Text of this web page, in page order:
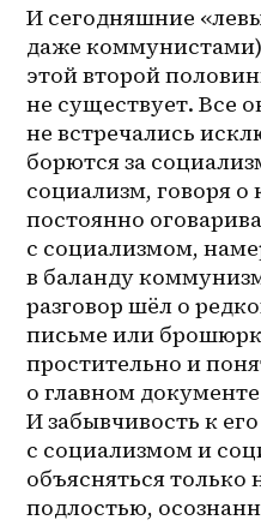
И сегодняшние
даже коммунистами)
этой второй
не существует. Все
не встречались
борются за
социализм, говоря о
постоянно
с социализмом,
в баланду
разговор шёл о
письме или
простительно и
о главном
И забывчивость к
с социализмом и
объясняться только
подлостью,